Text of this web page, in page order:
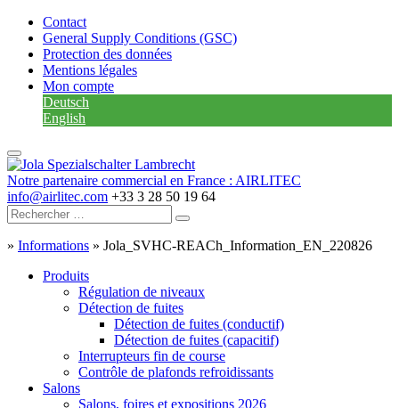
Contact
General Supply Conditions (GSC)
Protection des données
Mentions légales
Mon compte
Deutsch
English
Notre partenaire commercial en France : AIRLITEC
info@airlitec.com +33 3 28 50 19 64
» Informations » Jola_SVHC-REACh_Information_EN_220826
Produits
Régulation de niveaux
Détection de fuites
Détection de fuites (conductif)
Détection de fuites (capacitif)
Interrupteurs fin de course
Contrôle de plafonds refroidissants
Salons
Salons, foires et expositions 2026